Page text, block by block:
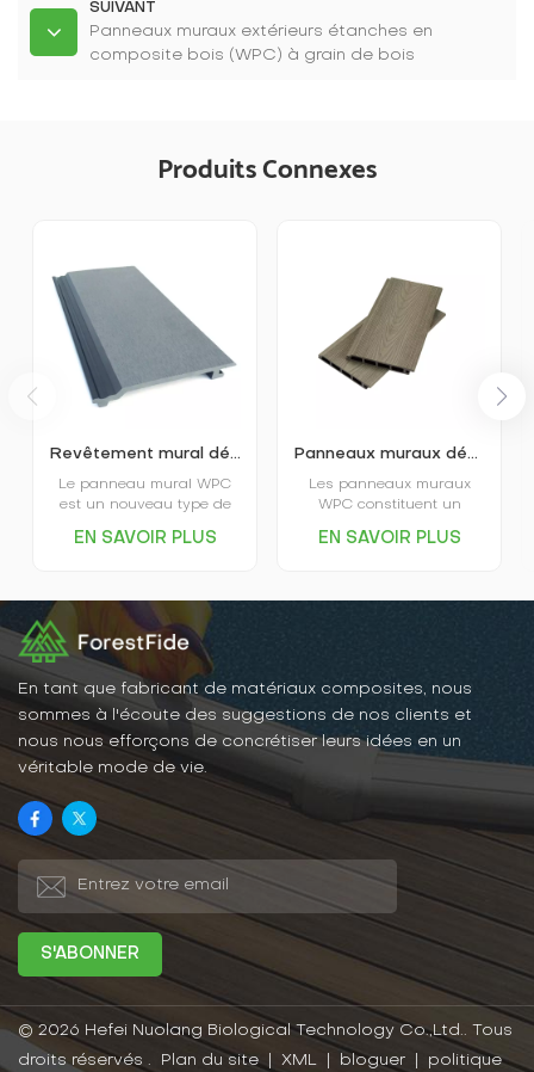
SUIVANT
Panneaux muraux extérieurs étanches en
composite bois (WPC) à grain de bois
Produits Connexes
Revêtement mural décoratif extérieur en WPC
Le panneau mural WPC
est un nouveau type de
écologique, principalement
végétale) comme matériau
de base, mélangé à des
matériaux polymères
thermoplastiques
(plastiques) et à des
adjuvants de traitement,
travers un équipement de
moule.
EN SAVOIR PLUS
Panneaux muraux décoratifs extrudés creux pour jardin
Les panneaux muraux
WPC constituent un
de construction qui allie
ainsi à la préservation
des forêts.
EN SAVOIR PLUS
En tant que fabricant de matériaux composites, nous
sommes à l'écoute des suggestions de nos clients et
nous nous efforçons de concrétiser leurs idées en un
véritable mode de vie.
© 2026 Hefei Nuolang Biological Technology Co.,Ltd.. Tous
droits réservés .
Plan du site XML bloguer politique